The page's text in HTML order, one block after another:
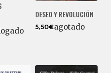
DESEO Y REVOLUCIÓN
5,50€agotado